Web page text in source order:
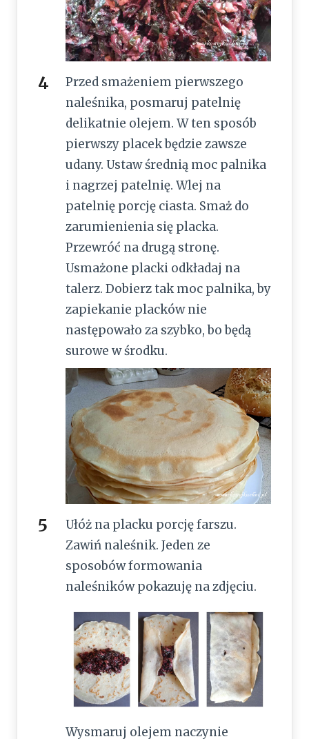
Przed smażeniem pierwszego
naleśnika, posmaruj patelnię
delikatnie olejem. W ten sposób
pierwszy placek będzie zawsze
udany. Ustaw średnią moc palnika
i nagrzej patelnię. Wlej na
patelnię porcję ciasta. Smaż do
zarumienienia się placka.
Przewróć na drugą stronę.
Usmażone placki odkładaj na
talerz. Dobierz tak moc palnika, by
zapiekanie placków nie
następowało za szybko, bo będą
surowe w środku.
Ułóż na placku porcję farszu.
Zawiń naleśnik. Jeden ze
sposobów formowania
naleśników pokazuję na zdjęciu.
Wysmaruj olejem naczynie